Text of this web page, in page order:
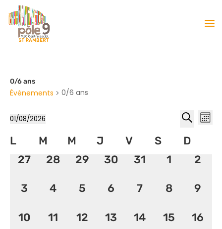
0/6 ans
Évènements 0/6 ans
vues
de
Mois
01/08/2026
une
Calendrier
de
Évènements
L M M J V S
D
0
27
0
28
0
29
0
30
0
31
0
1
0
2
0
3
0
4
0
5
0
6
0
7
0
8
0
9
0
10
0
11
0
12
0
13
0
14
0
15
0
16